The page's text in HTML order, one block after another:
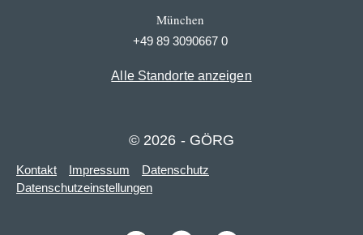
München
+49 89 3090667 0
Alle Standorte anzeigen
© 2026 - GÖRG
Kontakt Impressum
Datenschutz
Datenschutzeinstellungen